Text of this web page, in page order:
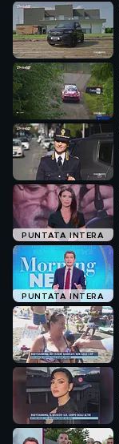
PUNTATA INTERA
PUNTATA INTERA